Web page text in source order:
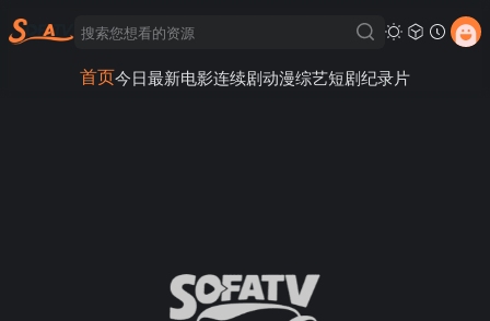
首页今日最新电影连续剧动漫综艺短剧纪录片